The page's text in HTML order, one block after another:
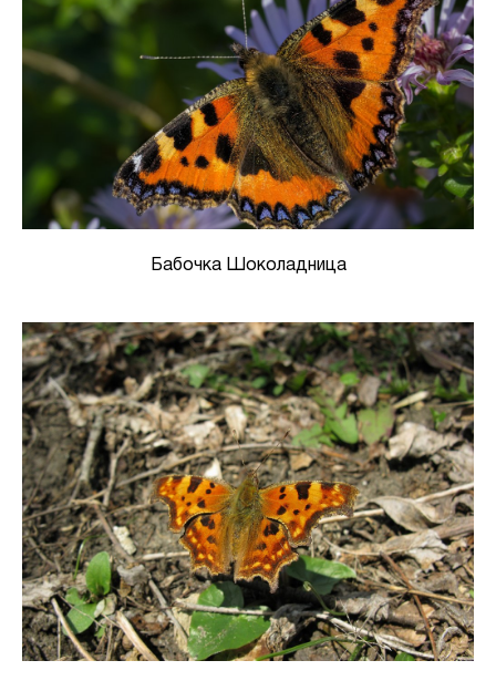
Бабочка Шоколадница